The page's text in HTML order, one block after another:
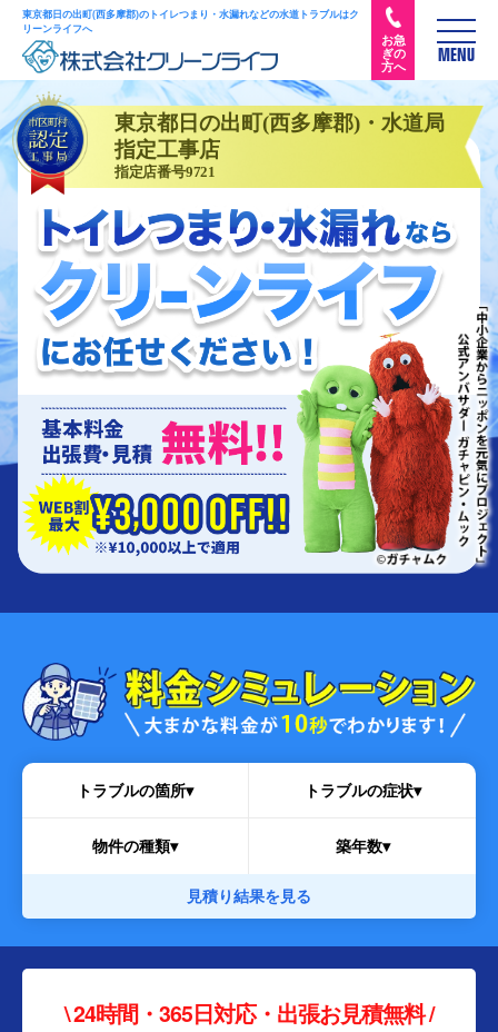
東京都日の出町(西多摩郡)のトイレつまり・水漏れなどの水道トラブルはク
リーンライフへ
お急
ぎの
方へ
MENU
東京都日の出町(西多摩郡)・水道局
指定工事店
指定店番号9721
トラブルの箇所▾ トラブルの症状▾
物件の種類▾ 築年数▾
見積り結果を見る
\ 24時間・365日対応・出張お見積無料 /